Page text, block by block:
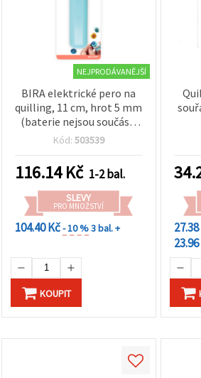
Nastavení
výběrem
daného
typu
kliknutím
na tlačítko
"Uložit"
Přijmout
vše
Nastavení
NEJPRODÁVANĚJŠÍ
BIRA elektrické pero na
quilling, 11 cm, hrot 5 mm
(baterie nejsou součástí
balení)
Kód: 503539
116.14Kč 1-2 bal.
SLEVY
PRO MNOŽSTVÍ
104.40 Kč- 10 %3 bal. +
KOUPIT